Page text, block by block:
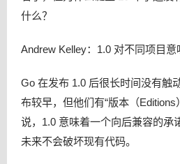
什么？
Andrew Kelley：1.0 对不同项目意
Go 在发布 1.0 后很长时间没有触
布较早，但他们有“版本（Editions
说，1.0 意味着一个向后兼容的承
未来不会破坏现有代码。